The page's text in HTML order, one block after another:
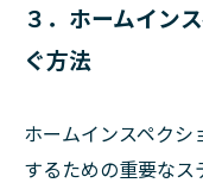
３．ホームイン
ぐ方法
ホームインスペク
するための重要なス